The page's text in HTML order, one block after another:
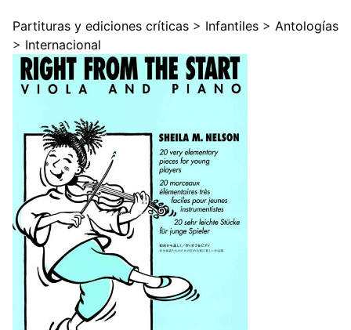
Partituras y ediciones críticas > Infantiles > Antologías
> Internacional